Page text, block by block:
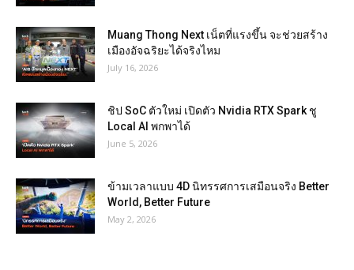
Muang Thong Next เน็ตที่แรงขึ้น จะช่วยสร้าง
เมืองอัจฉริยะได้จริงไหม
July 16, 2026
ชิป SoC ตัวใหม่ เปิดตัว Nvidia RTX Spark ชู
Local AI พกพาได้
June 5, 2026
ข้ามเวลาแบบ 4D นิทรรศการเสมือนจริง Better
World, Better Future
May 2, 2026